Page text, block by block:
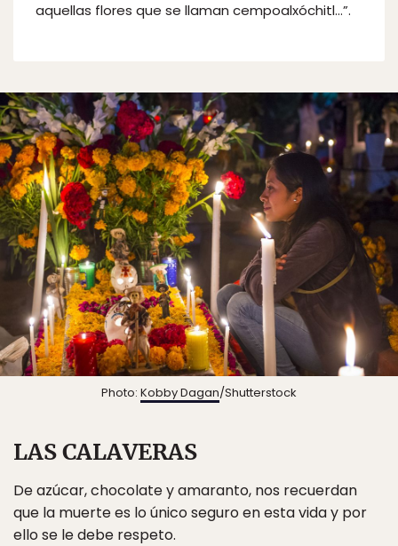
aquellas flores que se llaman cempoalxóchitl…”.
Photo: Kobby Dagan/Shutterstock
LAS CALAVERAS
De azúcar, chocolate y amaranto, nos recuerdan
que la muerte es lo único seguro en esta vida y por
ello se le debe respeto.